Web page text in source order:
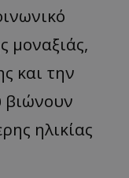
μοναξιάς,
και την
ηλικίας